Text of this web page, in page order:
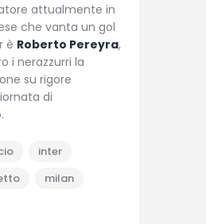
attualmente in
che vanta un gol
è Roberto Pereyra,
i nerazzurri la
su rigore
di
inter
milan